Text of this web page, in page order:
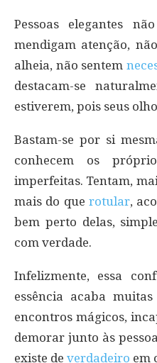
Pessoas elegantes
mendigam atenção,
alheia, não sentem
destacam-se
estiverem, pois seus
Bastam-se por si
conhecem os
imperfeitas. Tentam,
mais do que rotular,
bem perto delas,
com verdade.
Infelizmente, essa
essência acaba
encontros mágicos,
demorar junto às
existe de verdadeiro em